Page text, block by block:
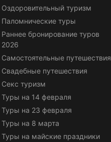
Оздоровительный туризм
Паломнические туры
Раннее бронирование туров
2026
Самостоятельные путешествия
Свадебные путешествия
Секс туризм
Туры на 14 февраля
Туры на 23 февраля
Туры на 8 марта
Туры на майские праздники